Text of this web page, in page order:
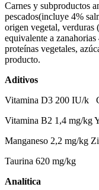
Carnes y subproductos
pescados(incluye 4%
origen vegetal, verduras
equivalente a
proteínas vegetales,
producto.
Aditivos
Vitamina D3 200 IU/k
Vitamina B2 1,4 mg/kg
Manganeso 2,2 mg/kg
Taurina 620 mg/kg
Analítica